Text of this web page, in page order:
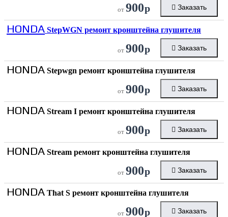
от 900р Заказать
HONDA StepWGN ремонт кронштейна глушителя
от 900р Заказать
HONDA Stepwgn ремонт кронштейна глушителя
от 900р Заказать
HONDA Stream I ремонт кронштейна глушителя
от 900р Заказать
HONDA Stream ремонт кронштейна глушителя
от 900р Заказать
HONDA That S ремонт кронштейна глушителя
от 900р Заказать